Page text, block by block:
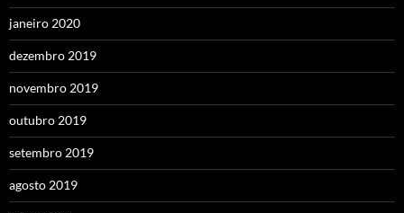
janeiro 2020
dezembro 2019
novembro 2019
outubro 2019
setembro 2019
agosto 2019